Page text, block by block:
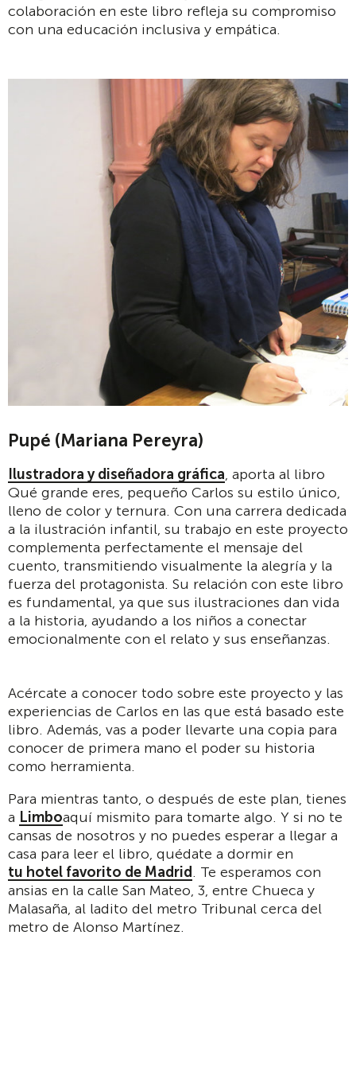
colaboración en este libro refleja su compromiso
con una educación inclusiva y empática.
Pupé (Mariana Pereyra)
Ilustradora y diseñadora gráfica, aporta al libro
Qué grande eres, pequeño Carlos su estilo único,
lleno de color y ternura. Con una carrera dedicada
a la ilustración infantil, su trabajo en este proyecto
complementa perfectamente el mensaje del
cuento, transmitiendo visualmente la alegría y la
fuerza del protagonista. Su relación con este libro
es fundamental, ya que sus ilustraciones dan vida
a la historia, ayudando a los niños a conectar
emocionalmente con el relato y sus enseñanzas.
Acércate a conocer todo sobre este proyecto y las
experiencias de Carlos en las que está basado este
libro. Además, vas a poder llevarte una copia para
conocer de primera mano el poder su historia
como herramienta.
Para mientras tanto, o después de este plan, tienes
a Limboaquí mismito para tomarte algo. Y si no te
cansas de nosotros y no puedes esperar a llegar a
casa para leer el libro, quédate a dormir en
tu hotel favorito de Madrid. Te esperamos con
ansias en la calle San Mateo, 3, entre Chueca y
Malasaña, al ladito del metro Tribunal cerca del
metro de Alonso Martínez.